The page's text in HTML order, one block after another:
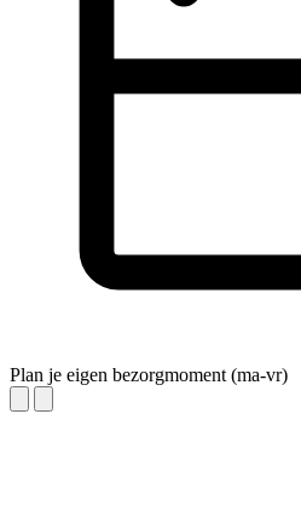
Plan je eigen bezorgmoment (ma-vr)